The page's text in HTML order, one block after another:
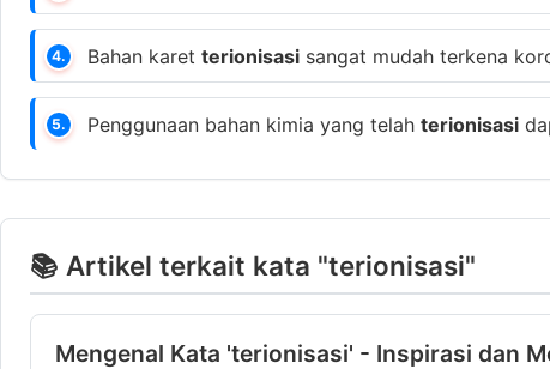
4. Bahan karet terionisasi sangat mudah terkena
5. Penggunaan bahan kimia yang telah terionisasi
📚 Artikel terkait kata "terionisasi"
Mengenal Kata 'terionisasi' - Inspirasi dan